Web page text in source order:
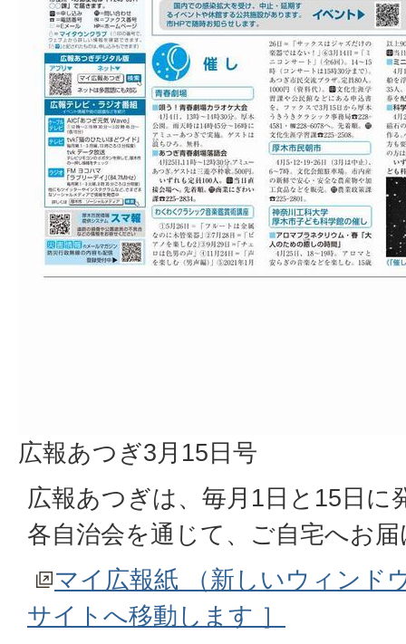
広報あつぎ3月15日号
広報あつぎは、毎月1日と15日に
各自治会を通じて、ご自宅へお
マイ広報紙 （新しいウィンド
サイトへ移動します ］